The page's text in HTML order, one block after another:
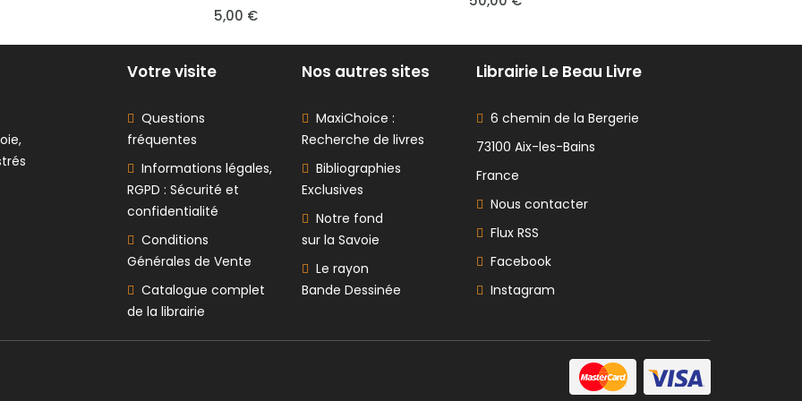
Votre visite
Questions
fréquentes
Informations légales,
RGPD : Sécurité et
confidentialité
Conditions
Générales de Vente
Catalogue complet
de la librairie
Nos autres sites
MaxiChoice :
Recherche de livres
Bibliographies
Exclusives
Notre fond
sur la Savoie
Le rayon
Bande Dessinée
Librairie Le Beau Livre
6 chemin de la Bergerie
73100 Aix-les-Bains
France
Nous contacter
Flux RSS
Facebook
Instagram